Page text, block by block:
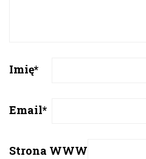
Imię*
Email*
Strona WWW